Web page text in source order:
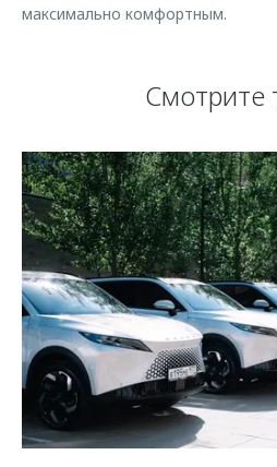
максимально комфортным.
Смотрите